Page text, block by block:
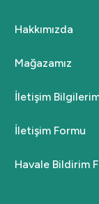
Hakkımızda
Mağazamız
İletişim
İletişim Formu
Havale Bildirim